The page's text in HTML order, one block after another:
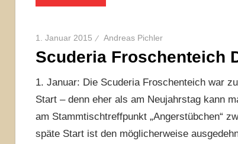
1. Januar 2015 Andreas Pichler
Scuderia Froschenteich
1. Januar: Die Scuderia Froschenteich war
Start – denn eher als am Neujahrstag kann
am Stammtischtreffpunkt „Angerstübchen“
späte Start ist den möglicherweise